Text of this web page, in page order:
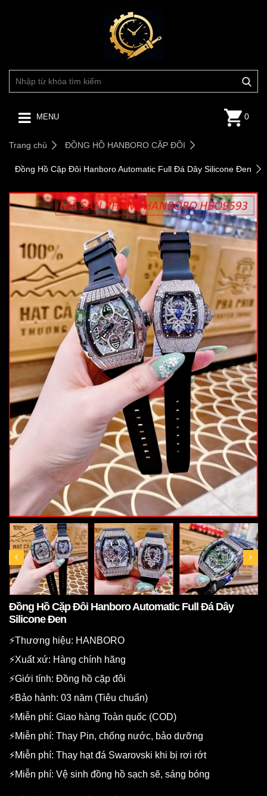
MENU 0
Trang chủ ĐỒNG HỒ HANBORO CẶP ĐÔI
Đồng Hồ Cặp Đôi Hanboro Automatic Full Đá Dây Silicone Đen
Đồng Hồ Cặp Đôi Hanboro Automatic Full Đá Dây
Silicone Đen
⚡️Thương hiệu: HANBORO
⚡️Xuất xứ: Hàng chính hãng
⚡️Giới tính: Đồng hồ cặp đôi
⚡️Bảo hành: 03 năm (Tiêu chuẩn)
⚡️Miễn phí: Giao hàng Toàn quốc (COD)
⚡️Miễn phí: Thay Pin, chống nước, bảo dưỡng
⚡️Miễn phí: Thay hạt đá Swarovski khi bị rơi rớt
⚡️Miễn phí: Vệ sinh đồng hồ sạch sẽ, sáng bóng